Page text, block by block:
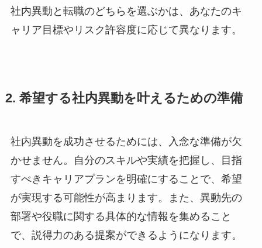
社内異動と転職のどちらを選ぶかは、あなたのキ
ャリア目標やリスク許容度に応じて異なります。
2. 希望する社内異動を叶えるための準備
社内異動を成功させるためには、入念な準備が欠
かせません。自分のスキルや実績を把握し、目指
すべきキャリアプランを明確にすることで、希望
が実現する可能性が高まります。また、異動先の
部署や役職に関する具体的な情報を集めること
で、説得力のある提案ができるようになります。